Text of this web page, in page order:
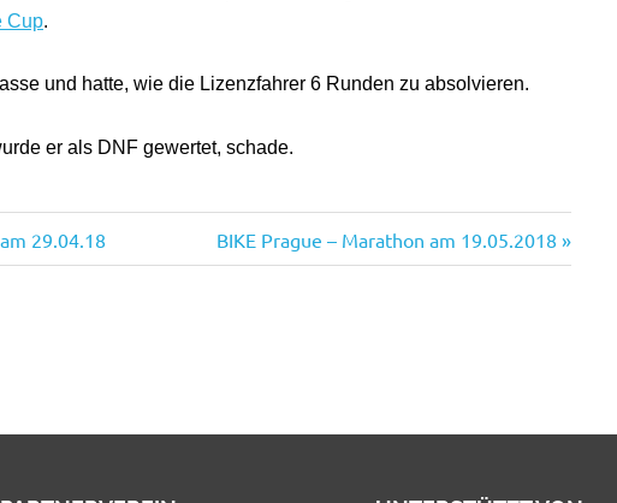
Cup.
und hatte, wie die Lizenzfahrer 6 Runden zu absolvieren.
er als DNF gewertet, schade.
29.04.18
Nächster
Beitrag:
BIKE Prague – Marathon am 19.05.2018